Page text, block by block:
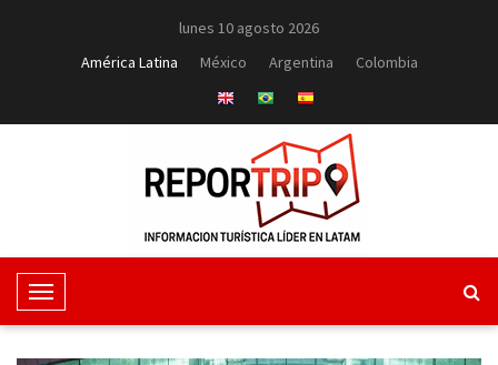
lunes 10 agosto 2026
América Latina
México Argentina Colombia
T
o